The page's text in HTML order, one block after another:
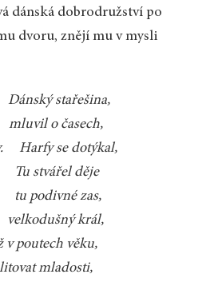
dánská dobrodružství po
dvoru, znějí mu v mysli
stařešina,
o časech,
Harfy se dotýkal,
stvářel děje
podivné zas,
král,
poutech věku,
mladosti,